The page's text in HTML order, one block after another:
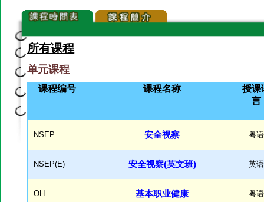
所有课程
单元课程
课程编号 课程名称
授课
言
NSEP 安全视察 粤语
NSEP(E) 安全视察(英文班) 英语
OH 基本职业健康 粤语